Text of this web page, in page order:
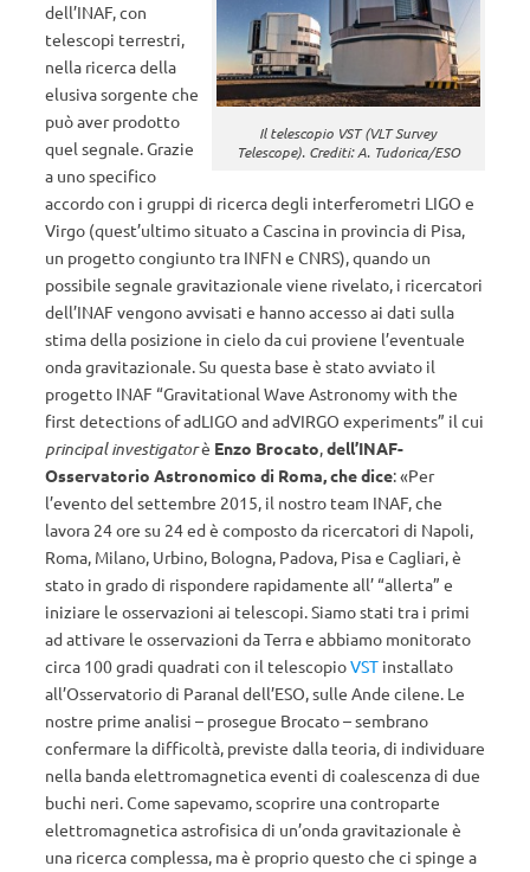
Il telescopio VST (VLT Survey
Telescope). Crediti: A. Tudorica/ESO
dell’INAF, con
telescopi terrestri,
nella ricerca della
elusiva sorgente che
può aver prodotto
quel segnale. Grazie
a uno specifico
accordo con i gruppi di ricerca degli interferometri LIGO e
Virgo (quest’ultimo situato a Cascina in provincia di Pisa,
un progetto congiunto tra INFN e CNRS), quando un
possibile segnale gravitazionale viene rivelato, i ricercatori
dell’INAF vengono avvisati e hanno accesso ai dati sulla
stima della posizione in cielo da cui proviene l’eventuale
onda gravitazionale. Su questa base è stato avviato il
progetto INAF “Gravitational Wave Astronomy with the
first detections of adLIGO and adVIRGO experiments” il cui
principal investigatorè Enzo Brocato,dell’INAF-
Osservatorio Astronomico di Roma, che dice: «Per
l’evento del settembre 2015, il nostro team INAF, che
lavora 24 ore su 24 ed è composto da ricercatori di Napoli,
Roma, Milano, Urbino, Bologna, Padova, Pisa e Cagliari, è
stato in grado di rispondere rapidamente all’ “allerta” e
iniziare le osservazioni ai telescopi. Siamo stati tra i primi
ad attivare le osservazioni da Terra e abbiamo monitorato
circa 100 gradi quadrati con il telescopioVST installato
all’Osservatorio di Paranal dell’ESO, sulle Ande cilene. Le
nostre prime analisi – prosegue Brocato – sembrano
confermare la difficoltà, previste dalla teoria, di individuare
nella banda elettromagnetica eventi di coalescenza di due
buchi neri. Come sapevamo, scoprire una controparte
elettromagnetica astrofisica di un’onda gravitazionale è
una ricerca complessa, ma è proprio questo che ci spinge a